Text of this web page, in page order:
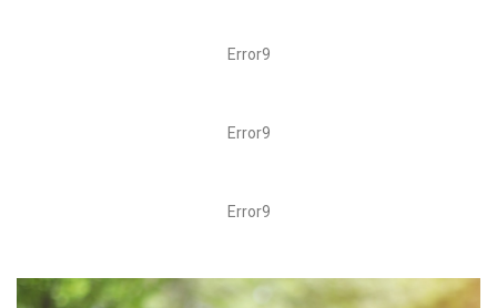
Error9
Error9
Error9